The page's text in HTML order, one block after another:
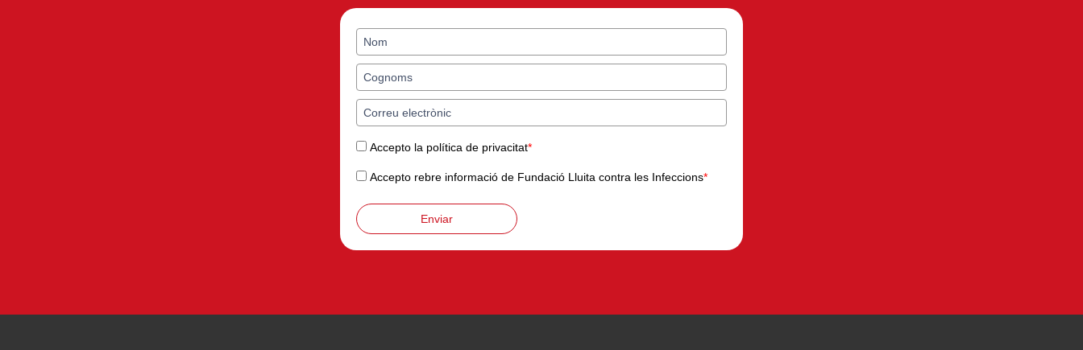
Accepto la política de privacitat*
Accepto rebre informació de Fundació Lluita contra les Infeccions*
Enviar